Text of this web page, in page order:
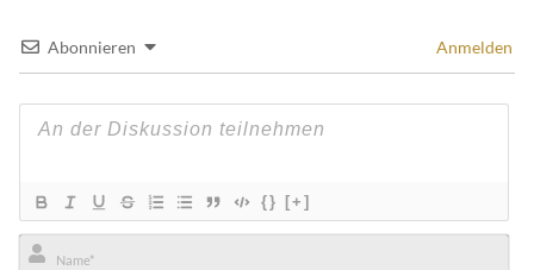
Abonnieren Anmelden
{} [+]